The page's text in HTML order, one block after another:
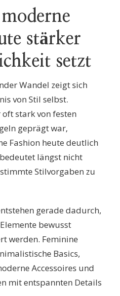
stärker
setzt
Wandel zeigt sich
von Stil selbst.
stark von festen
geprägt war,
Fashion heute deutlich
längst nicht
Stilvorgaben zu
gerade dadurch,
bewusst
werden. Feminine
Basics,
Accessoires und
mit entspannten Details